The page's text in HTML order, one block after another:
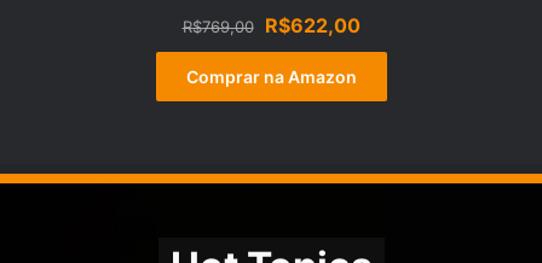
R$769,00
O
preço
original
era:
R$622,00O
preço
é:
Comprar na Amazon